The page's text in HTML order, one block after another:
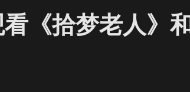
《拾梦老人》